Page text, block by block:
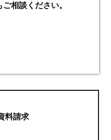
料請求
相談ください。